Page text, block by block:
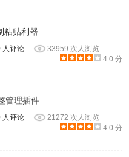
粘贴利器
人评论
33959 次人浏览
4.0 分
管理插件
人评论
21272 次人浏览
4.0 分